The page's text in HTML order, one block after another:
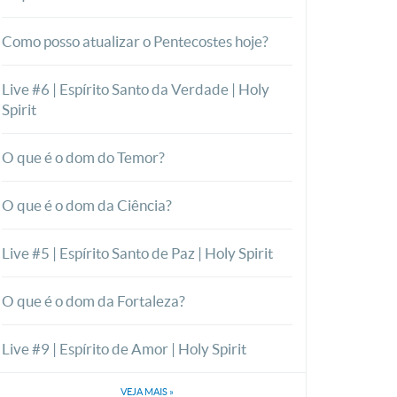
Como posso atualizar o Pentecostes hoje?
Live #6 | Espírito Santo da Verdade | Holy
Spirit
O que é o dom do Temor?
O que é o dom da Ciência?
Live #5 | Espírito Santo de Paz | Holy Spirit
O que é o dom da Fortaleza?
Live #9 | Espírito de Amor | Holy Spirit
VEJA MAIS »